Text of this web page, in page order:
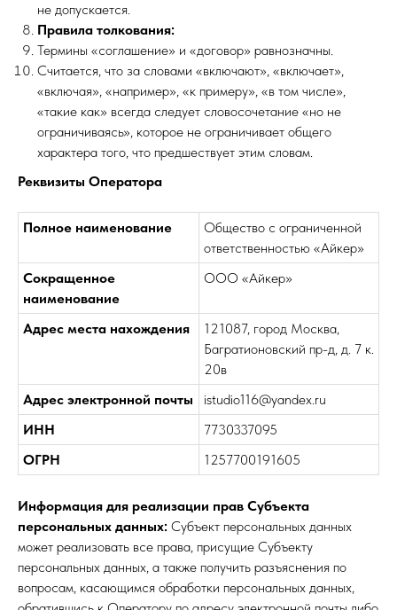
не допускается.
Правила толкования:
Термины «соглашение» и «договор» равнозначны.
Считается, что за словами «включают», «включает»,
«включая», «например», «к примеру», «в том числе»,
«такие как» всегда следует словосочетание «но не
ограничиваясь», которое не ограничивает общего
характера того, что предшествует этим словам.
Реквизиты Оператора
Полное наименование
Общество с ограниченной
ответственностью «Айкер»
Сокращенное
наименование
ООО «Айкер»
Адрес места нахождения
121087, город Москва,
Багратионовский пр-д, д. 7 к.
20в
Адрес электронной почты
istudio116@yandex.ru
ИНН
7730337095
ОГРН
1257700191605
Информация для реализации прав Субъекта
персональных данных: Субъект персональных данных
может реализовать все права, присущие Субъекту
персональных данных, а также получить разъяснения по
вопросам, касающимся обработки персональных данных,